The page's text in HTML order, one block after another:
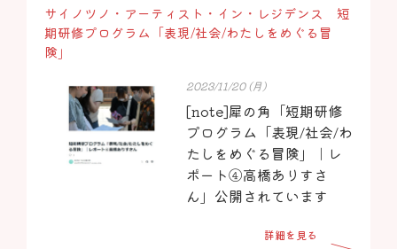
サイノツノ・アーティスト・イン・レジデンス 短
期研修プログラム「表現/社会/わたしをめぐる冒
険」
2023/11/20 (月)
[note]犀の角「短期研修
プログラム「表現/社会/わ
たしをめぐる冒険」｜レ
ポート④高橋ありすさ
ん」公開されています
詳細を見る